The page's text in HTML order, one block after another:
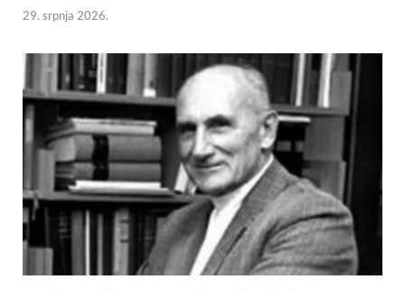
29. srpnja 2026.